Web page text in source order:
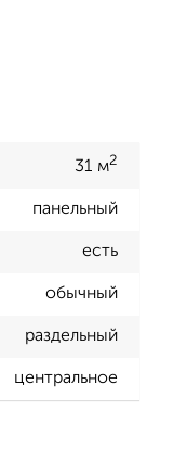
31 м2
панельный
есть
обычный
раздельный
центральное